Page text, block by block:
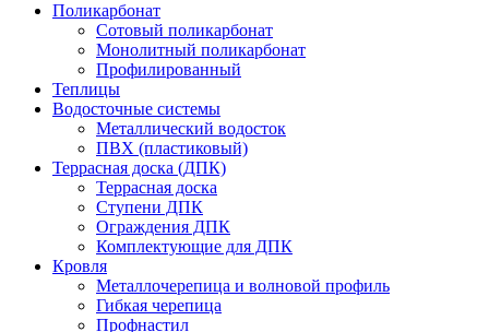
Поликарбонат
Сотовый поликарбонат
Монолитный поликарбонат
Профилированный
Теплицы
Водосточные системы
Металлический водосток
ПВХ (пластиковый)
Террасная доска (ДПК)
Террасная доска
Ступени ДПК
Ограждения ДПК
Комплектующие для ДПК
Кровля
Металлочерепица и волновой профиль
Гибкая черепица
Профнастил